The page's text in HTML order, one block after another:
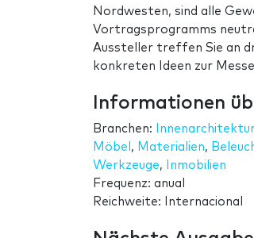
Nordwesten, sind alle
Vortragsprogramms
Aussteller treffen Sie an
konkreten Ideen zur
Informationen
Branchen: Innenarchitektur
Möbel , Materialien,
Werkzeuge,
Inmobilien
Frequenz: anual
Reichweite: Internacional